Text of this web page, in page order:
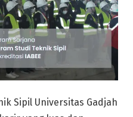
Sipil Universitas Gadjah